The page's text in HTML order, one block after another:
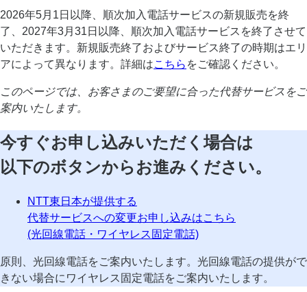
2026年5月1日以降、順次加入電話サービスの新規販売を終
了、2027年3月31日以降、順次加入電話サービスを終了させて
いただきます。新規販売終了およびサービス終了の時期はエリ
アによって異なります。詳細はこちら をご確認ください。
このページでは、お客さまのご要望に合った代替サービスをご
案内いたします。
今すぐお申し込みいただく場合は
以下のボタンからお進みください。
NTT東日本が提供する
代替サービスへの変更お申し込みはこちら
(光回線電話・ワイヤレス固定電話)
原則、光回線電話をご案内いたします。光回線電話の提供がで
きない場合にワイヤレス固定電話をご案内いたします。